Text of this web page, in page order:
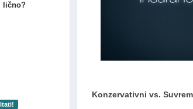
lično?
Konzervativni vs.